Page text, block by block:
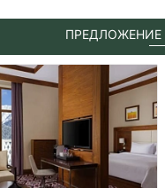
ПРЕДЛОЖЕНИЕ